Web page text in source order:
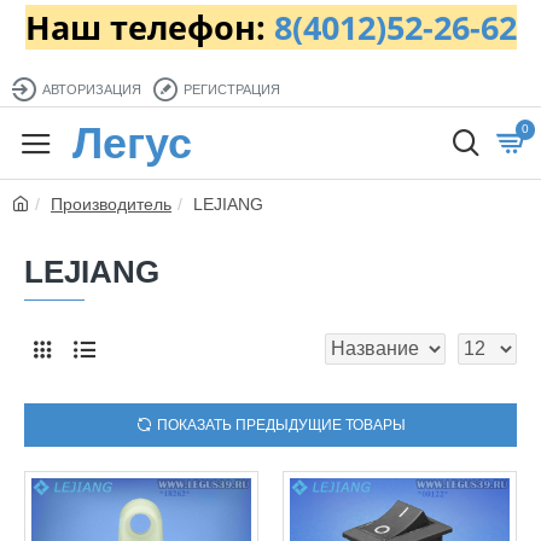
Наш телефон: 8(4012)52-26-62
АВТОРИЗАЦИЯ РЕГИСТРАЦИЯ
Легус 0
Производитель LEJIANG
LEJIANG
ПОКАЗАТЬ ПРЕДЫДУЩИЕ ТОВАРЫ